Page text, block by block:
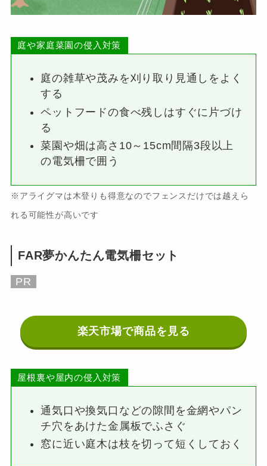
庭や家庭菜園の侵入対策
庭の雑草や茂みを刈り取り見通しをよく
する
ペットフードの食べ残しはすぐに片づけ
る
菜園や畑は高さ10～15cm間隔3段以上
の電気柵で囲う
※アライグマは木登りも得意なのでフェンスだけでは越えら
れる可能性が高いです
FAR夢かんたん電気柵セット
PR
楽天市場で商品を見る
屋根裏や屋内の侵入対策
通気口や換気口などの隙間を金網やパン
チ穴をあけた金属板でふさぐ
窓に近い庭木は枝を切って短くしておく